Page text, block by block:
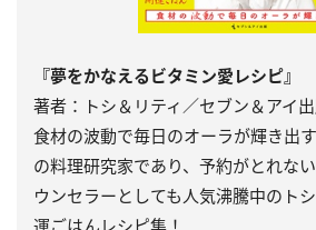
『夢をかなえるビタミン愛レシピ』
著者：トシ＆リティ／セブン＆アイ
食材の波動で毎日のオーラが輝き
の料理研究家であり、予約がとれな
ウンセラーとしても人気沸騰中のト